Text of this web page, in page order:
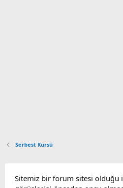
Serbest Kürsü
Sitemiz bir forum sitesi olduğu